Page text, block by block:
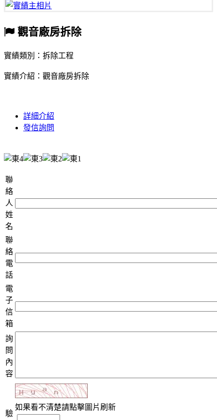
觀音廠房拆除
實績類別：拆除工程
實績介紹：觀音廠房拆除
詳細介紹
發信詢問
聯
絡
人
姓
名
聯
絡
電
話
電
子
信
箱
詢
問
內
容
驗
如果看不清楚請點擊圖片刷新